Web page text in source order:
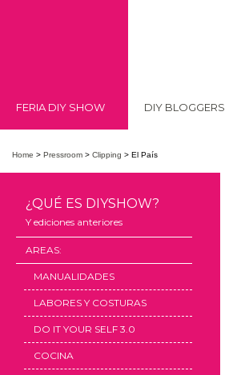
FERIA DIY SHOW DIY BLOGGERS
Home > Pressroom > Clipping > El País
¿QUÉ ES DIYSHOW?
Y ediciones anteriores
AREAS:
MANUALIDADES
LABORES Y COSTURAS
DO IT YOUR SELF 3.0
COCINA